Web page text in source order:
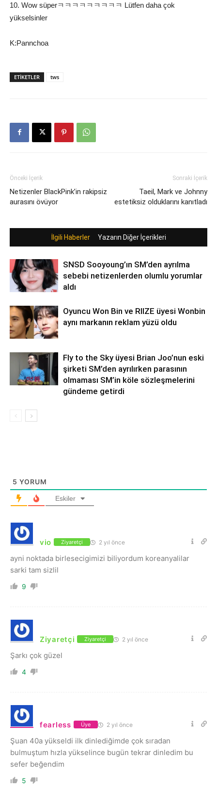
10. Wow süperㅋㅋㅋㅋㅋㅋㅋㅋㅋ Lütfen daha çok
yükselsinler
K:Pannchoa
ETIKETLER tws
Önceki İçerik
Netizenler BlackPink’in rakipsiz
aurasını övüyor
Sonraki İçerik
Taeil, Mark ve Johnny
estetiksiz olduklarını kanıtladı
İlgili Haberler Yazarın Diğer İçerikleri
SNSD Sooyoung’ın SM’den ayrılma
sebebi netizenlerden olumlu yorumlar
aldı
Oyuncu Won Bin ve RIIZE üyesi Wonbin
aynı markanın reklam yüzü oldu
Fly to the Sky üyesi Brian Joo’nun eski
şirketi SM’den ayrılırken parasının
olmaması SM’in köle sözleşmelerini
gündeme getirdi
5 YORUM
Eskiler
vio Ziyaretçi 2 yıl önce
ayni noktada birlesecigimizi biliyordum koreanyalilar
sarki tam sizlil
9
Ziyaretçi Ziyaretçi 2 yıl önce
Şarkı çok güzel
4
fearless Üye 2 yıl önce
Şuan 40a yükseldi ilk dinlediğimde çok sıradan
bulmuştum hızla yükselince bugün tekrar dinledim bu
sefer beğendim
5